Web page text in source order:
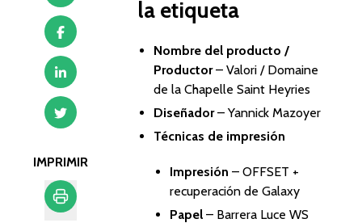
IMPRIMIR
la etiqueta
Nombre del producto /
Productor– Valori / Domaine
de la Chapelle Saint Heyries
Diseñador– Yannick Mazoyer
Técnicas de impresión
Impresión – OFFSET +
recuperación de Galaxy
Papel – Barrera Luce WS